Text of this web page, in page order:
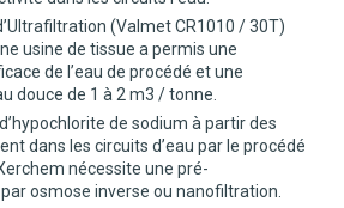
(Valmet CR1010 / 30T)
usine de tissue a permis une
de l’eau de procédé et une
douce de 1 à 2 m3 / tonne.
de sodium à partir des
dans les circuits d’eau par le procédé
nécessite une pré-
osmose inverse ou nanofiltration.